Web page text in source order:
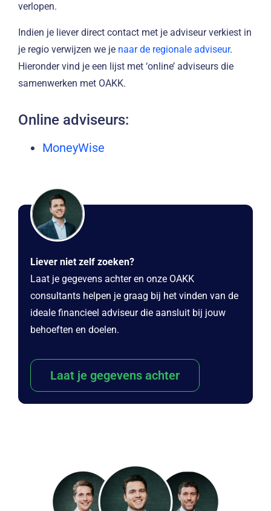
verlopen.
Indien je liever direct contact met je adviseur verkiest in
je regio verwijzen we je naar de regionale adviseur.
Hieronder vind je een lijst met ‘online’ adviseurs die
samenwerken met OAKK.
Online adviseurs:
MoneyWise
Liever niet zelf zoeken?
Laat je gegevens achter en onze OAKK
consultants helpen je graag bij het vinden van de
ideale financieel adviseur die aansluit bij jouw
behoeften en doelen.
Laat je gegevens achter